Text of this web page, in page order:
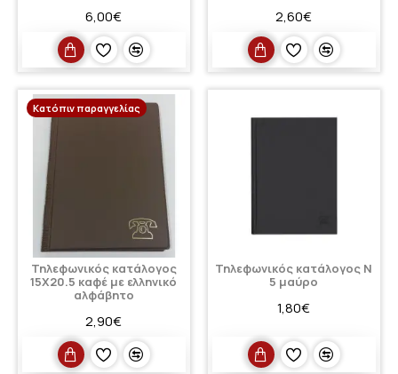
6,00€ 2,60€
Κατόπιν παραγγελίας
Τηλεφωνικός κατάλογος
15Χ20.5 καφέ με ελληνικό
αλφάβητο
2,90€
Τηλεφωνικός κατάλογος Ν
5 μαύρο
1,80€